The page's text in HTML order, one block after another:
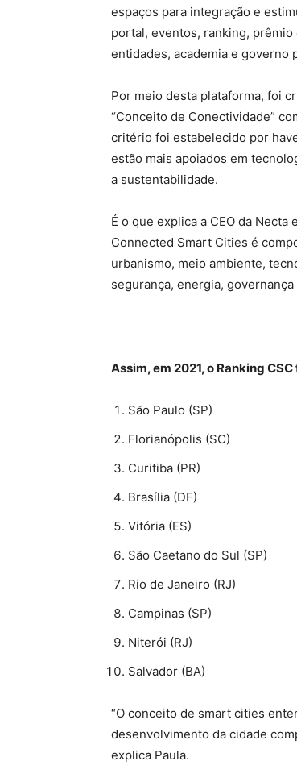
espaços para integração e
portal, eventos, ranking,
entidades, academia e governo
Por meio desta plataforma, foi
“Conceito de Conectividade”
critério foi estabelecido por
estão mais apoiados em
a sustentabilidade.
É o que explica a CEO da
Connected Smart Cities é
urbanismo, meio ambiente,
segurança, energia, governança
Assim, em 2021, o Ranking
São Paulo (SP)
Florianópolis (SC)
Curitiba (PR)
Brasília (DF)
Vitória (ES)
São Caetano do Sul (SP)
Rio de Janeiro (RJ)
Campinas (SP)
Niterói (RJ)
Salvador (BA)
“O conceito de smart cities
desenvolvimento da cidade
explica Paula.